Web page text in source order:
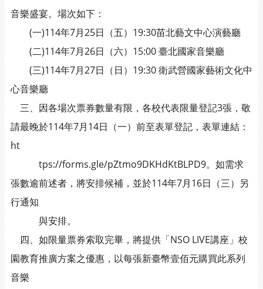
音樂盛宴。場次如下：
(一)114年7月25日（五）19:30苗北藝文中心演藝廳
(二)114年7月26日（六）15:00 臺北國家音樂廳
(三)114年7月27日（日）19:30 衛武營國家藝術文化中
心音樂廳
三、因各場次票券數量有限，各校代表限量登記3張，敬
請最晚於114年7月14日（一）前至表單登記，表單連結：
ht
tps://forms.gle/pZtmo9DKHdKtBLPD9。如需求
張數逾前述者，將安排候補，並於114年7月16日（三）另
行通知
與安排。
四、如限量票券索取完畢，將提供「NSO LIVE講座」校
園教育推廣方案之優惠，以每張新臺幣壹佰元購買此系列
音樂